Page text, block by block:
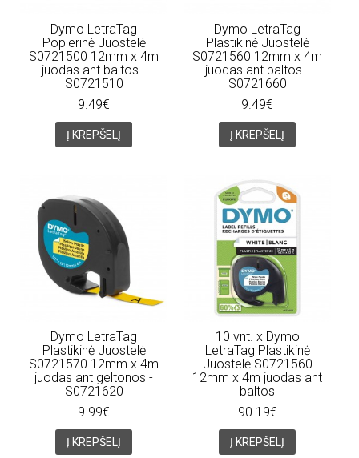
Dymo LetraTag
Popierinė Juostelė
S0721500 12mm x 4m
juodas ant baltos -
S0721510
9.49€
Į KREPŠELĮ
Dymo LetraTag
Plastikinė Juostelė
S0721560 12mm x 4m
juodas ant baltos -
S0721660
9.49€
Į KREPŠELĮ
Dymo LetraTag
Plastikinė Juostelė
S0721570 12mm x 4m
juodas ant geltonos -
S0721620
9.99€
Į KREPŠELĮ
10 vnt. x Dymo
LetraTag Plastikinė
Juostelė S0721560
12mm x 4m juodas ant
baltos
90.19€
Į KREPŠELĮ